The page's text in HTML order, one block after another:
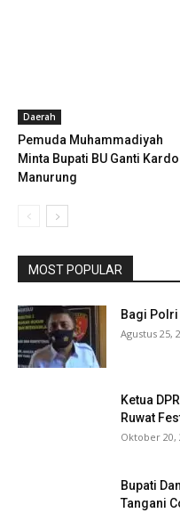
Daerah
Pemuda Muhammadiyah
Minta Bupati BU Ganti Kardo
Manurung
MOST POPULAR
Bagi
Agustus 25,
Ketua
Ruwat
Oktober 20,
Bupati
Tangani